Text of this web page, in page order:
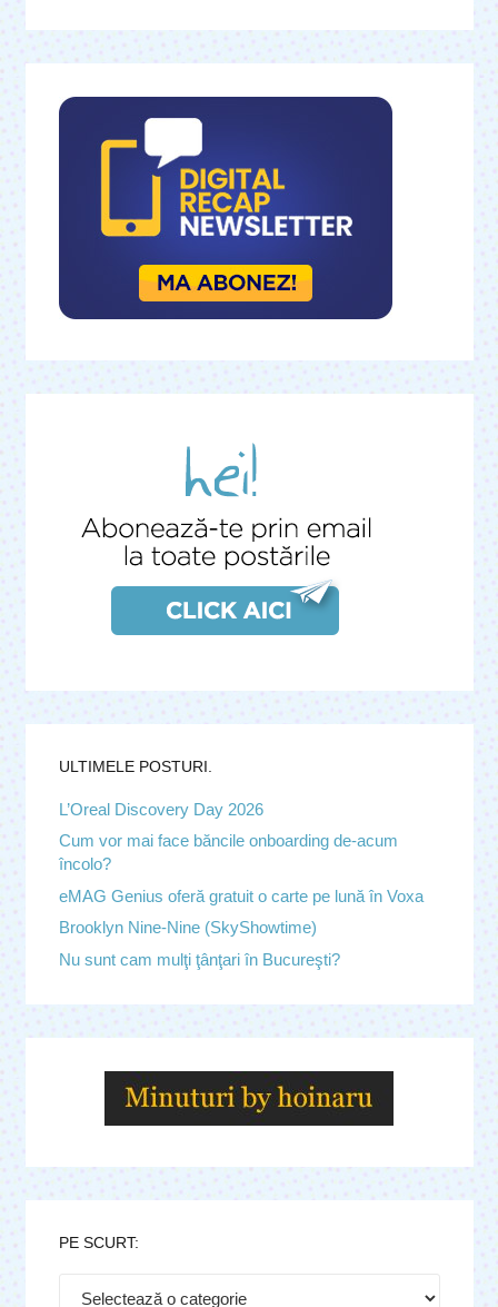
ULTIMELE POSTURI.
L’Oreal Discovery Day 2026
Cum vor mai face băncile onboarding de-acum
încolo?
eMAG Genius oferă gratuit o carte pe lună în Voxa
Brooklyn Nine-Nine (SkyShowtime)
Nu sunt cam mulţi ţânţari în Bucureşti?
PE SCURT: